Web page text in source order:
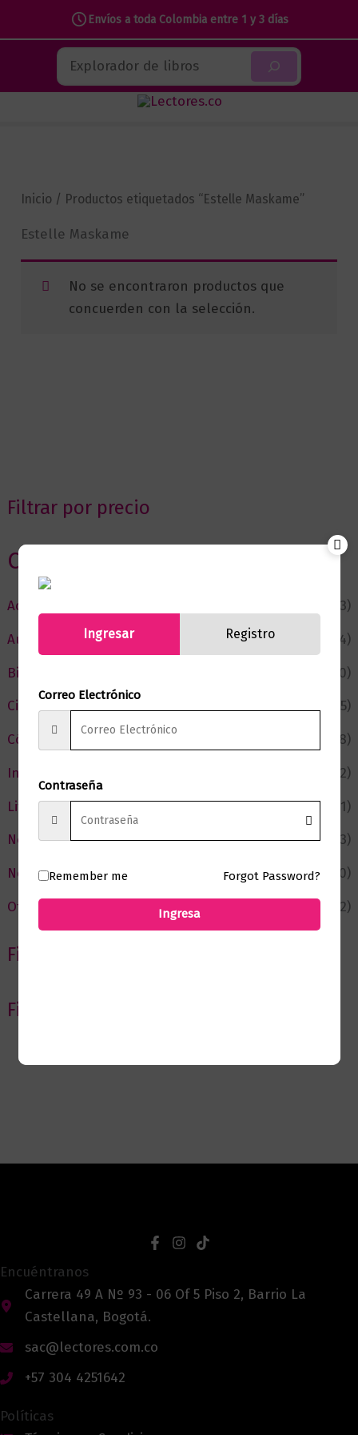
Envíos a toda Colombia entre 1 y 3 días
contenido
Buscar
Filtrar por precio
Categorias
Actualidad
(53)
Autor del Mes
(4)
Bienestar
(230)
Ciencia y Conocimiento
(75)
Cómic y Fantasía
(88)
Infantil y Juvenil
(212)
Literatura
(371)
Negocios
(43)
Novedades
(110)
Ofertas
(12)
Filtrar por Autor
Filtrar por editorial
Inicio / Productos etiquetados “Estelle Maskame”
Estelle Maskame
No se encontraron productos que
concuerden con la selección.
Encuéntranos
Carrera 49 A Nº 93 - 06 Of 5 Piso 2, Barrio La
Castellana, Bogotá.
sac@lectores.com.co
+57 304 4251642
Políticas
Ingresar Registro
Correo Electrónico
Contraseña
Remember me Forgot Password?
Ingresa